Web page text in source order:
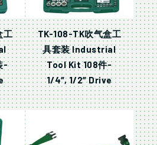
工
-
TK-108-TK吹气盒工
具套装 Industrial
Tool Kit 108件-
1/4″, 1/2″ Drive